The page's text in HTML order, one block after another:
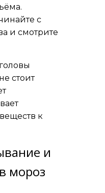
с
и смотрите
стоит
к
и
мороз